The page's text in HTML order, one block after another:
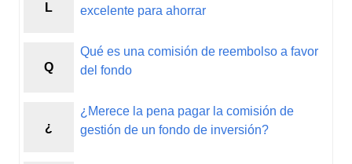
L
excelente para ahorrar
Q
Qué es una comisión de reembolso a favor
del fondo
¿
¿Merece la pena pagar la comisión de
gestión de un fondo de inversión?